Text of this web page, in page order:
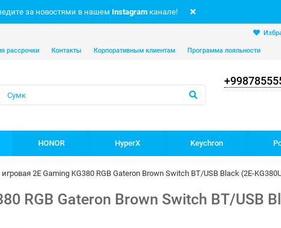
за новостями в нашем Instagram канале!
рассрочки Контакты Корпоративным клиентам Программа лояльности
HONOR HyperX Keychron
2E Gaming KG380 RGB Gateron Brown Switch BT/USB Black (2E-
RGB Gateron Brown Switch BT/USB